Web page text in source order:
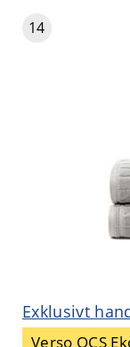
14
Exklusivt
Verso OCS